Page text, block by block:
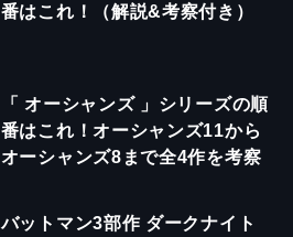
番はこれ！（解説&考察付き）
「 オーシャンズ 」シリーズの順
番はこれ！オーシャンズ11から
オーシャンズ8まで全4作を考察
バットマン3部作 ダークナイト